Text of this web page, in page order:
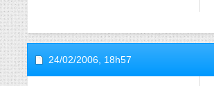
24/02/2006, 18h57